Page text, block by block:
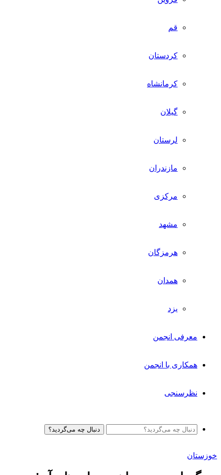
قم
کردستان
کرمانشاه
گیلان
لرستان
مازندران
مرکزی
مشهد
هرمزگان
همدان
یزد
معرفی انجمن
همکاری با انجمن
نظرسنجی
دنبال چه می‌گردید؟
خوزستان